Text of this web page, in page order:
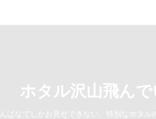
ホタル沢山飛ん
ぱなでしかお見せできない、特別なホタル